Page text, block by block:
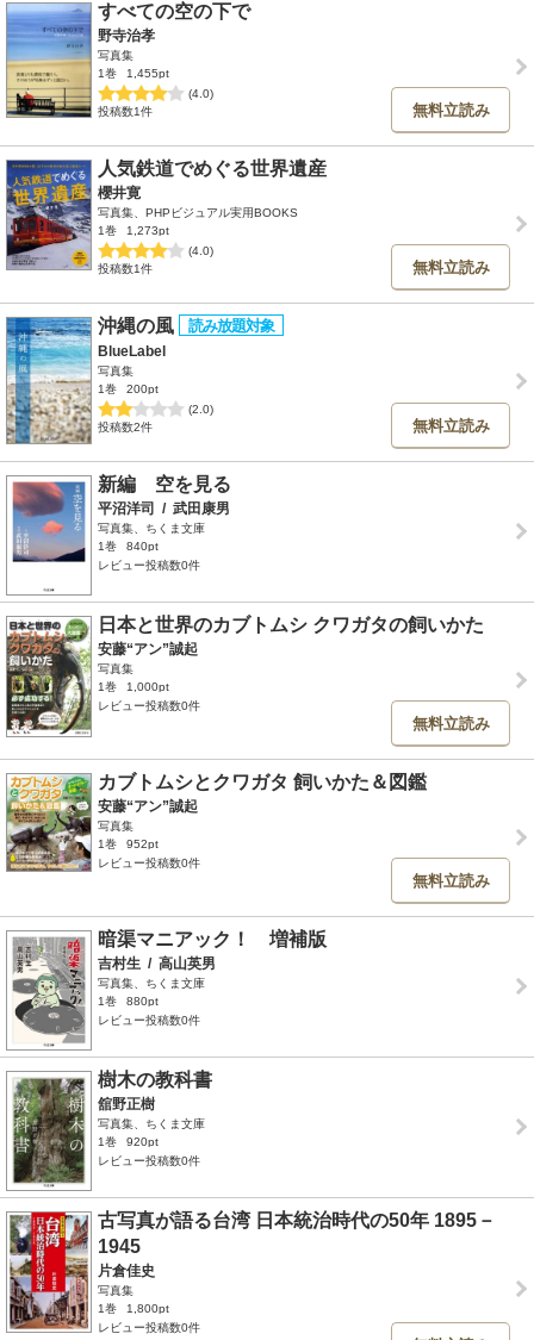
すべての空の下で
野寺治孝
写真集
1巻
1,455pt
(4.0)
投稿数1件
無料立読み
人気鉄道でめぐる世界遺産
櫻井寛
写真集、PHPビジュアル実用BOOKS
1巻
1,273pt
(4.0)
投稿数1件
無料立読み
沖縄の風
BlueLabel
写真集
1巻
200pt
(2.0)
投稿数2件
無料立読み
新編 空を見る
平沼洋司 / 武田康男
写真集、ちくま文庫
1巻
840pt
レビュー投稿数0件
日本と世界のカブトムシ クワガタの飼いかた
安藤“アン”誠起
写真集
1巻
1,000pt
レビュー投稿数0件
無料立読み
カブトムシとクワガタ 飼いかた＆図鑑
安藤“アン”誠起
写真集
1巻
952pt
レビュー投稿数0件
無料立読み
暗渠マニアック！ 増補版
吉村生 / 高山英男
写真集、ちくま文庫
1巻
880pt
レビュー投稿数0件
樹木の教科書
舘野正樹
写真集、ちくま文庫
1巻
920pt
レビュー投稿数0件
古写真が語る台湾 日本統治時代の50年 1895－
1945
片倉佳史
写真集
1巻
1,800pt
レビュー投稿数0件